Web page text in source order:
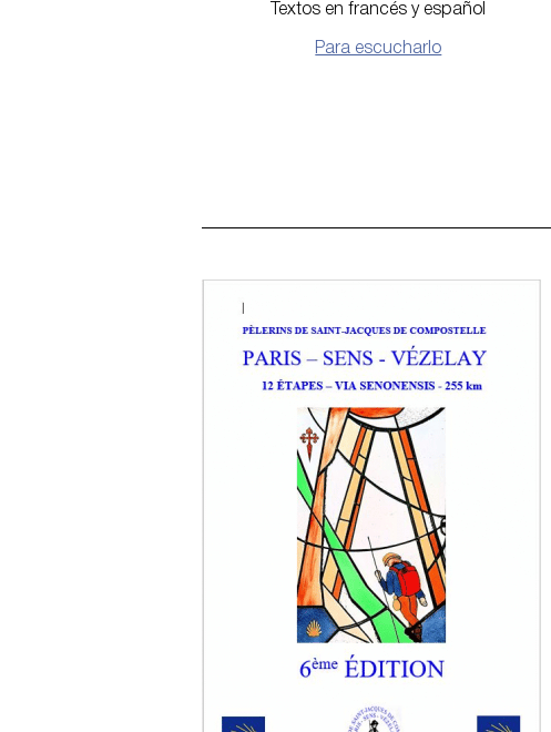
Textos en francés y español
Para escucharlo